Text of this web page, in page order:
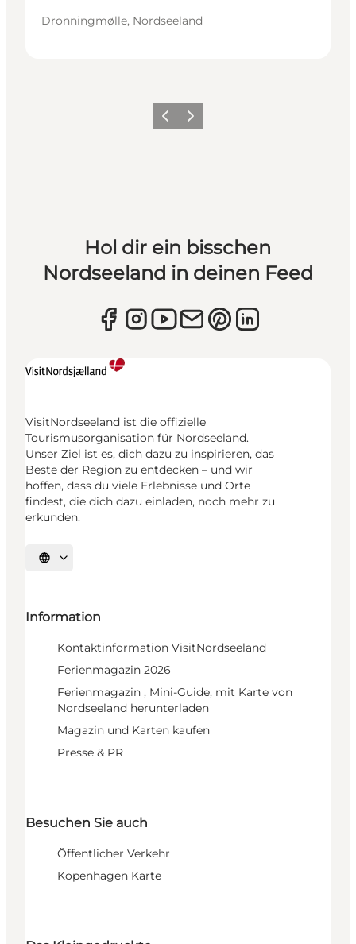
Dronningmølle, Nordseeland
ZurückWeiter
Hol dir ein bisschen
Nordseeland in deinen Feed
VisitNordseeland ist die offizielle
Tourismusorganisation für Nordseeland.
Unser Ziel ist es, dich dazu zu inspirieren, das
Beste der Region zu entdecken – und wir
hoffen, dass du viele Erlebnisse und Orte
findest, die dich dazu einladen, noch mehr zu
erkunden.
Sprache auswählen
Information
Kontaktinformation VisitNordseeland
Ferienmagazin 2026
Ferienmagazin , Mini-Guide, mit Karte von
Nordseeland herunterladen
Magazin und Karten kaufen
Presse & PR
Besuchen Sie auch
Öffentlicher Verkehr
Kopenhagen Karte